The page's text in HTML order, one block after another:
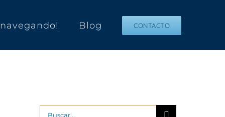
navegando! Blog CONTACTO
Buscar: